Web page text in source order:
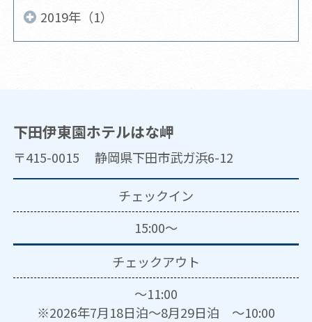
2019年（1）
下田伊東園ホテルはな岬
〒415-0015 静岡県下田市武ガ浜6-12
チェックイン
15:00～
チェックアウト
～11:00
※2026年7月18日泊～8月29日泊 ～10:00